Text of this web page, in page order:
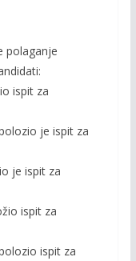
polaganje
ispit za
je ispit za
je ispit za
ispit za
ispit za